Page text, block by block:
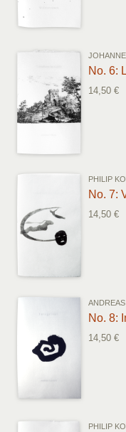
No. 6:
14,50 €
PHILIP
No. 7:
14,50 €
No. 8:
14,50 €
PHILIP